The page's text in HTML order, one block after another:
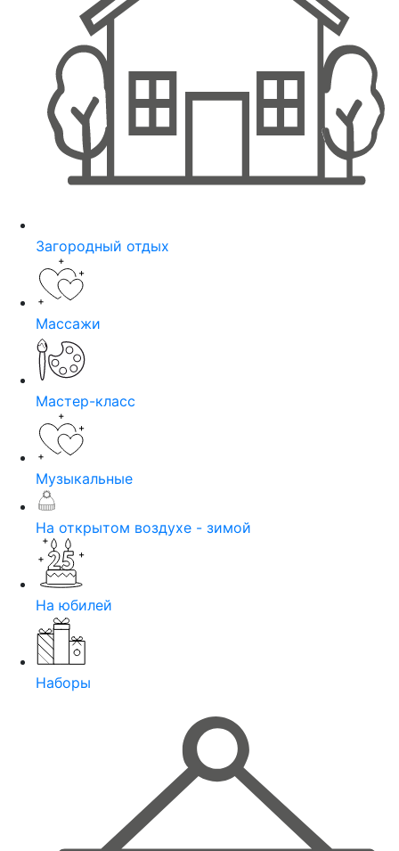
Загородный отдых
Массажи
Мастер-класс
Музыкальные
На открытом воздухе - зимой
На юбилей
Наборы